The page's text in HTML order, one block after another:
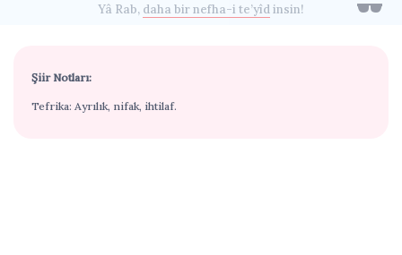
Yâ Rab, daha bir nefha-i te’yîdinsin!
Şiir Notları:
Tefrika: Ayrılık, nifak, ihtilaf.